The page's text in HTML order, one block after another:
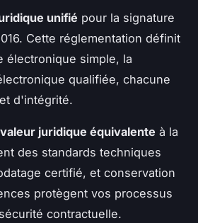
unifié pour la signature
Cette réglementation définit
électronique simple, la
qualifiée, chacune
d'intégrité.
valeur juridique équivalente à la
des standards techniques
certifié, et conservation
protègent vos processus
contractuelle.